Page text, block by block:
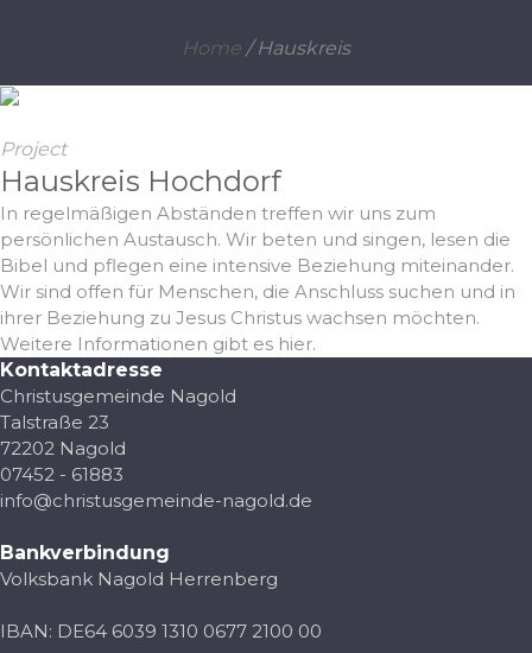
Home /Hauskreis
Project
Hauskreis Hochdorf
In regelmäßigen Abständen treffen wir uns zum
persönlichen Austausch. Wir beten und singen, lesen die
Bibel und pflegen eine intensive Beziehung miteinander.
Wir sind offen für Menschen, die Anschluss suchen und in
ihrer Beziehung zu Jesus Christus wachsen möchten.
Weitere Informationen gibt es hier.
Kontaktadresse
Christusgemeinde Nagold
Talstraße 23
72202 Nagold
07452 - 61883
info@christusgemeinde-nagold.de
Bankverbindung
Volksbank Nagold Herrenberg
IBAN: DE64 6039 1310 0677 2100 00